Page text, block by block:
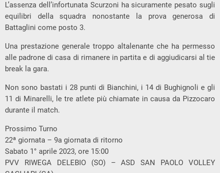
L’assenza dell’infortunata Scurzoni ha sicuramente pesato sugli
equilibri della squadra nonostante la prova generosa di
Battaglini come posto 3.
Una prestazione generale troppo altalenante che ha permesso
alle padrone di casa di rimanere in partita e di aggiudicarsi al tie
break la gara.
Non sono bastati i 28 punti di Bianchini, i 14 di Bughignoli e gli
11 di Minarelli, le tre atlete più chiamate in causa da Pizzocaro
durante il match.
Prossimo Turno
22ª giornata – 9a giornata di ritorno
Sabato 1° aprile 2023, ore 15:00
PVV RIWEGA DELEBIO (SO) – ASD SAN PAOLO VOLLEY